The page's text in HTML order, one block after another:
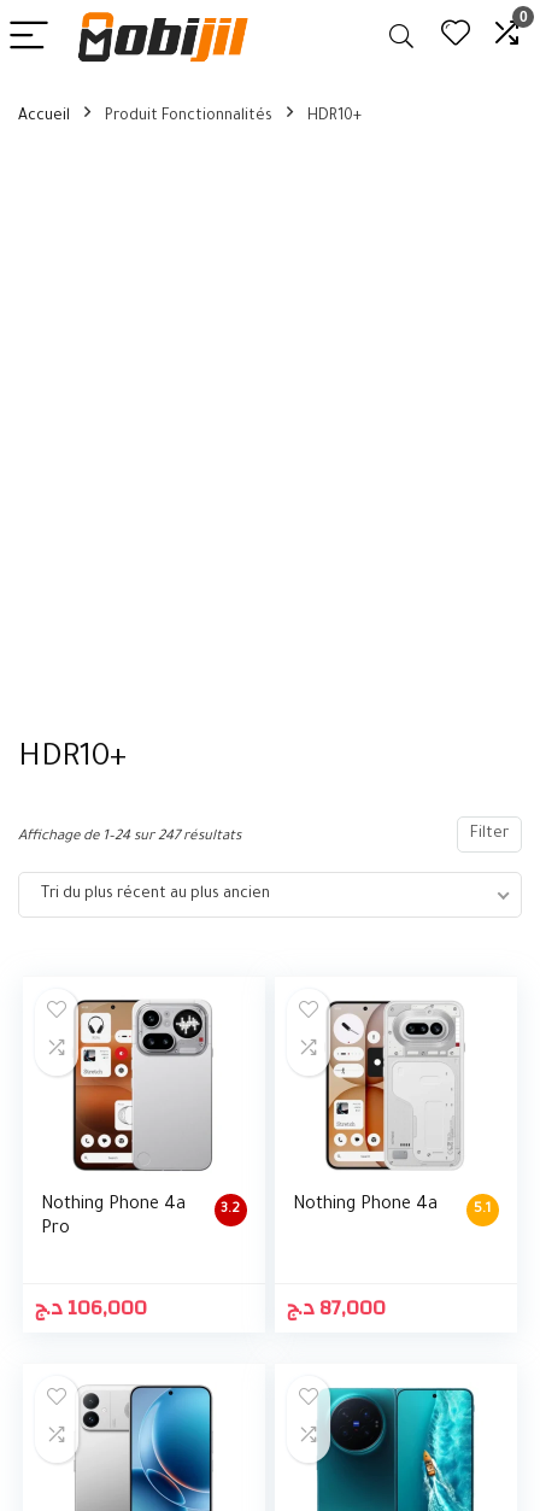
0
Accueil Produit Fonctionnalités HDR10+
HDR10+
Filter
Affichage de 1–24 sur 247 résultats
Tri du plus récent au plus ancien
3.2
Nothing Phone 4a
Pro
106,000د.ج
5.1
Nothing Phone 4a
87,000د.ج